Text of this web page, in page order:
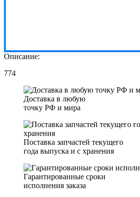
Описание:
774
Доставка в любую
точку РФ и мира
Поставка запчастей текущего
года выпуска и с хранения
Гарантированные сроки
исполнения заказа